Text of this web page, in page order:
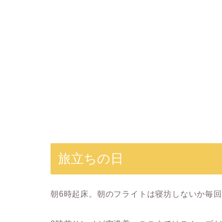
旅立ちの日
朝6時起床。朝のフライトは寝坊しないか毎